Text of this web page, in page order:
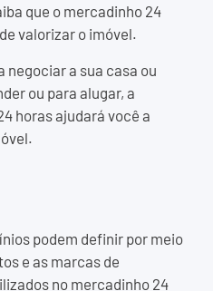
que o mercadinho 24
valorizar o imóvel.
negociar a sua casa ou
ou para alugar, a
horas ajudará você a
podem definir por meio
e as marcas de
no mercadinho 24